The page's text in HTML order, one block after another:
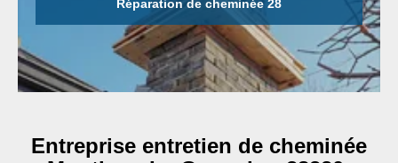
Réparation de cheminée 28
Entreprise entretien de cheminée